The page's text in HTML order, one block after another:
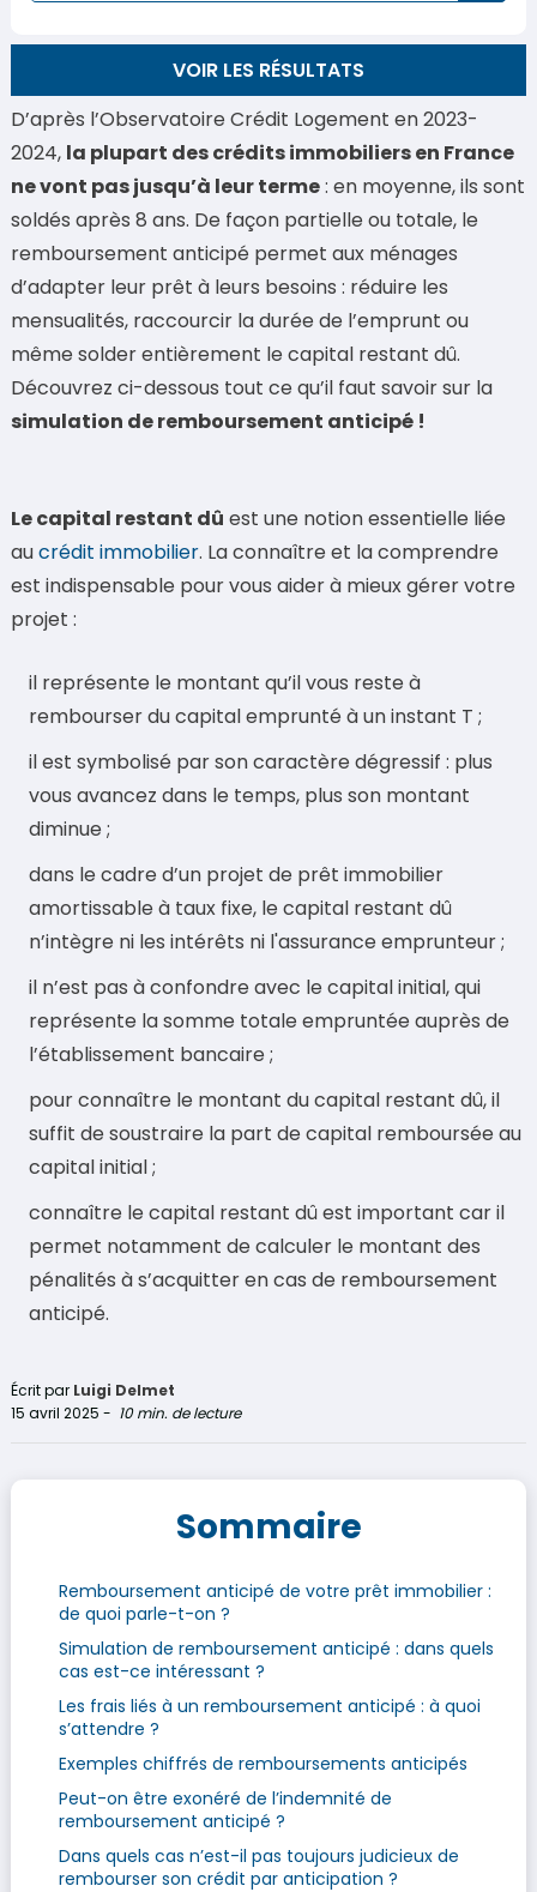
D’après l’Observatoire Crédit Logement en 2023-
2024, la plupart des crédits immobiliers en France
ne vont pas jusqu’à leur terme: en moyenne, ils sont
soldés après 8 ans. De façon partielle ou totale, le
remboursement anticipé permet aux ménages
d’adapter leur prêt à leurs besoins : réduire les
mensualités, raccourcir la durée de l’emprunt ou
même solder entièrement le capital restant dû.
Découvrez ci-dessous tout ce qu’il faut savoir sur la
simulation de remboursement anticipé !
VOIR LES RÉSULTATS
Le capital restant dû est une notion essentielle liée
aucrédit immobilier. La connaître et la comprendre
est indispensable pour vous aider à mieux gérer votre
projet :
il représente le montant qu’il vous reste à
rembourser du capital emprunté à un instant T ;
il est symbolisé par son caractère dégressif : plus
vous avancez dans le temps, plus son montant
diminue ;
dans le cadre d’un projet de prêt immobilier
amortissable à taux fixe, le capital restant dû
n’intègre ni les intérêts ni l'assurance emprunteur ;
il n’est pas à confondre avec le capital initial, qui
représente la somme totale empruntée auprès de
l’établissement bancaire ;
pour connaître le montant du capital restant dû, il
suffit de soustraire la part de capital remboursée au
capital initial ;
connaître le capital restant dû est important car il
permet notamment de calculer le montant des
pénalités à s’acquitter en cas de remboursement
anticipé.
Écrit par Luigi Delmet
15 avril 2025 - 10 min. de lecture
Sommaire
Remboursement anticipé de votre prêt immobilier :
de quoi parle-t-on ?
Simulation de remboursement anticipé : dans quels
cas est-ce intéressant ?
Les frais liés à un remboursement anticipé : à quoi
s’attendre ?
Exemples chiffrés de remboursements anticipés
Peut-on être exonéré de l’indemnité de
remboursement anticipé ?
Dans quels cas n’est-il pas toujours judicieux de
rembourser son crédit par anticipation ?